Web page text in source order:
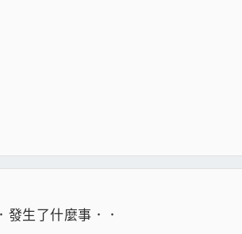
生了什麼事．．